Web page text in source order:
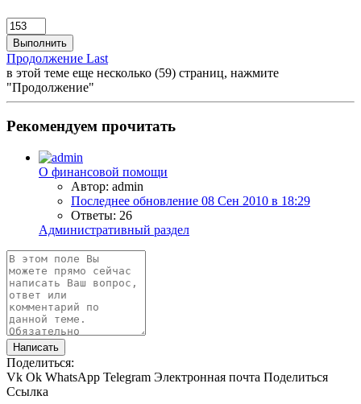
Выполнить
Продолжение Last
в этой теме еще несколько (59) страниц, нажмите
"Продолжение"
Рекомендуем прочитать
О финансовой помощи
Автор: admin
Последнее обновление 08 Сен 2010 в 18:29
Ответы: 26
Административный раздел
Написать
Поделиться:
Vk Ok WhatsApp Telegram Электронная почта Поделиться
Ссылка